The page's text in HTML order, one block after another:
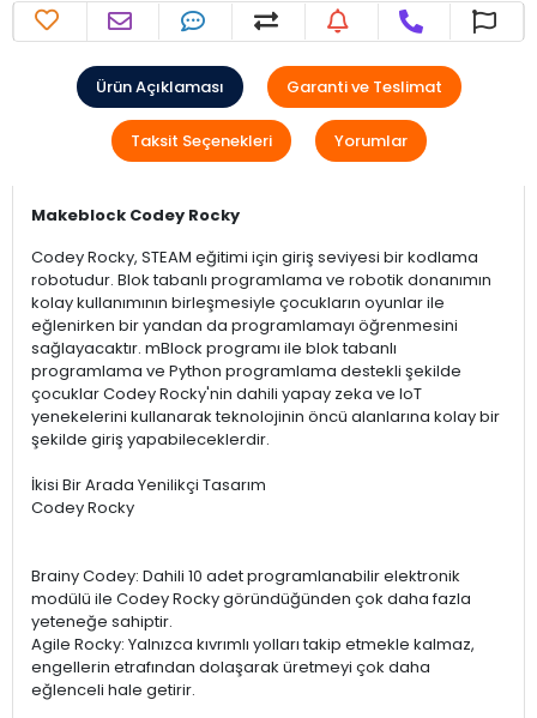
Ürün Açıklaması Garanti ve Teslimat
Taksit Seçenekleri Yorumlar
Makeblock Codey Rocky
Codey Rocky, STEAM eğitimi için giriş seviyesi bir kodlama
robotudur. Blok tabanlı programlama ve robotik donanımın
kolay kullanımının birleşmesiyle çocukların oyunlar ile
eğlenirken bir yandan da programlamayı öğrenmesini
sağlayacaktır. mBlock programı ile blok tabanlı
programlama ve Python programlama destekli şekilde
çocuklar Codey Rocky'nin dahili yapay zeka ve IoT
yenekelerini kullanarak teknolojinin öncü alanlarına kolay bir
şekilde giriş yapabileceklerdir.
İkisi Bir Arada Yenilikçi Tasarım
Codey Rocky
Brainy Codey: Dahili 10 adet programlanabilir elektronik
modülü ile Codey Rocky göründüğünden çok daha fazla
yeteneğe sahiptir.
Agile Rocky: Yalnızca kıvrımlı yolları takip etmekle kalmaz,
engellerin etrafından dolaşarak üretmeyi çok daha
eğlenceli hale getirir.